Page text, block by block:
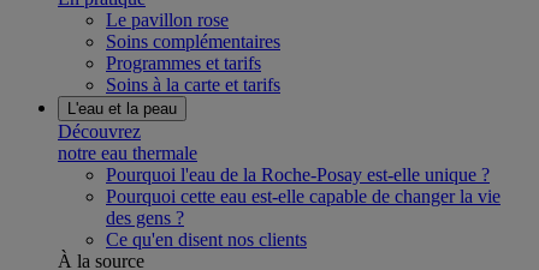
Le pavillon rose
Soins complémentaires
Programmes et tarifs
Soins à la carte et tarifs
L'eau et la peau
Découvrez
notre eau thermale
Pourquoi l'eau de la Roche-Posay est-elle unique ?
Pourquoi cette eau est-elle capable de changer la vie
des gens ?
Ce qu'en disent nos clients
À la source